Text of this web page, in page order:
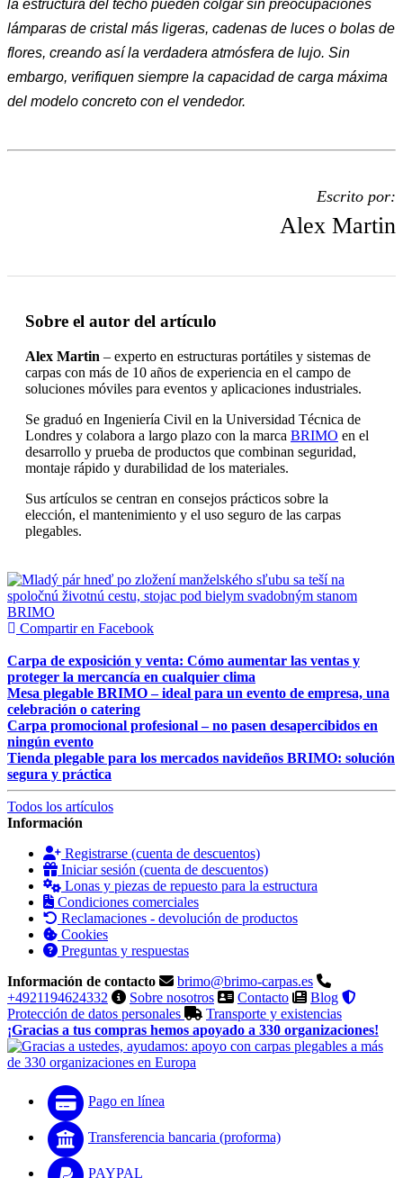
la estructura del techo pueden colgar sin preocupaciones
lámparas de cristal más ligeras, cadenas de luces o bolas de
flores, creando así la verdadera atmósfera de lujo. Sin
embargo, verifiquen siempre la capacidad de carga máxima
del modelo concreto con el vendedor.
Escrito por:
Alex Martin
Sobre el autor del artículo
Alex Martin – experto en estructuras portátiles y sistemas de
carpas con más de 10 años de experiencia en el campo de
soluciones móviles para eventos y aplicaciones industriales.
Se graduó en Ingeniería Civil en la Universidad Técnica de
Londres y colabora a largo plazo con la marca BRIMO en el
desarrollo y prueba de productos que combinan seguridad,
montaje rápido y durabilidad de los materiales.
Sus artículos se centran en consejos prácticos sobre la
elección, el mantenimiento y el uso seguro de las carpas
plegables.
Compartir en Facebook
Carpa de exposición y venta: Cómo aumentar las ventas y
proteger la mercancía en cualquier clima
Mesa plegable BRIMO – ideal para un evento de empresa, una
celebración o catering
Carpa promocional profesional – no pasen desapercibidos en
ningún evento
Tienda plegable para los mercados navideños BRIMO: solución
segura y práctica
Todos los artículos
Información
Registrarse (cuenta de descuentos)
Iniciar sesión (cuenta de descuentos)
Lonas y piezas de repuesto para la estructura
Condiciones comerciales
Reclamaciones - devolución de productos
Cookies
Preguntas y respuestas
Información de contacto
brimo@brimo-carpas.es
+4921194624332
Sobre nosotros Contacto
Blog
Protección de datos personales
Transporte y existencias
¡Gracias a tus compras hemos apoyado a 330 organizaciones!
Pago en línea
Transferencia bancaria (proforma)
PAYPAL